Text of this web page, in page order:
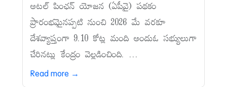
అటల్‌ పింఛన్‌ యోజన (ఏపీవై) పథకం
ప్రారంభమైనప్పటి నుంచి 2026 మే వరకూ
దేశవ్యాప్తంగా 9.10 కోట్ల మంది అందుఓ సభ్యులుగా
చేరినట్లు కేంద్రం వెల్లడించింది. ...
Read more →